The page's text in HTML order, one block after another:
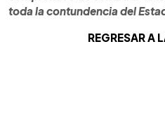
toda la contundencia del
REGRESAR A